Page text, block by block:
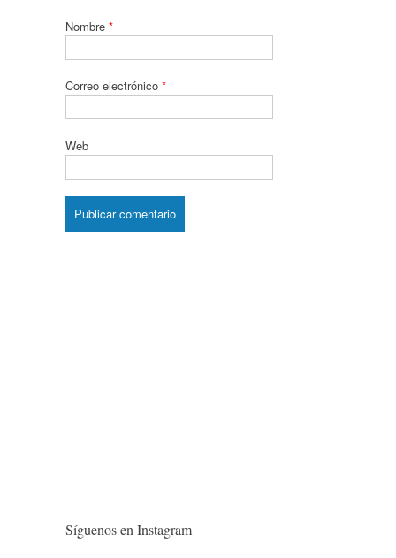
Nombre *
Correo electrónico *
Web
Síguenos en Instagram